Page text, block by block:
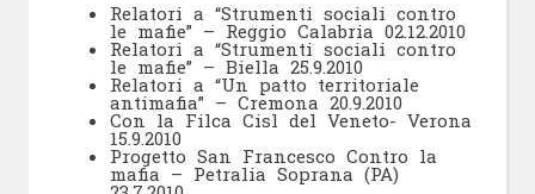
Relatori a “Strumenti sociali contro
le mafie” – Reggio Calabria 02.12.2010
Relatori a “Strumenti sociali contro
le mafie” – Biella 25.9.2010
Relatori a “Un patto territoriale
antimafia” – Cremona 20.9.2010
Con la Filca Cisl del Veneto- Verona
15.9.2010
Progetto San Francesco Contro la
mafia – Petralia Soprana (PA)